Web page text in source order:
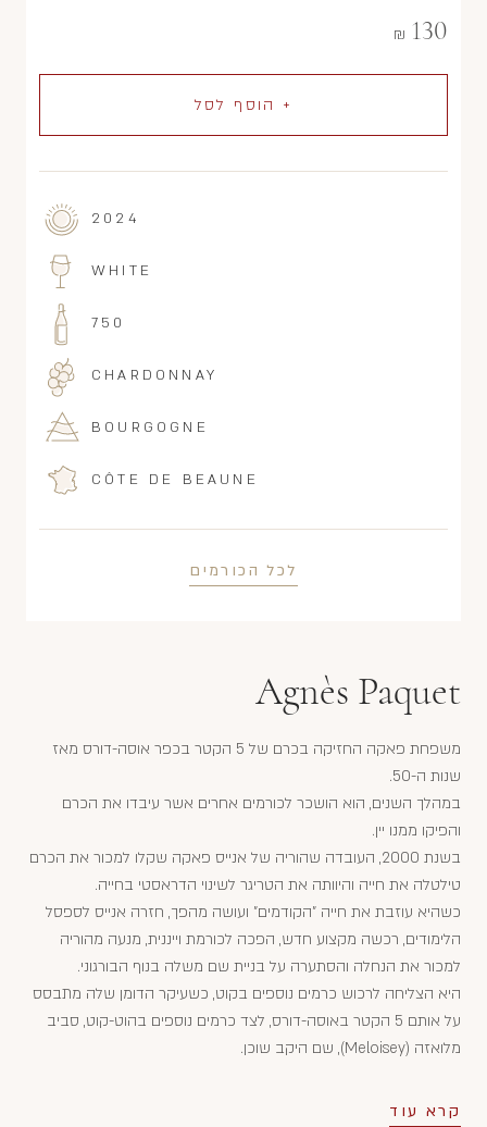
130
₪
+ הוסף לסל
2024
WHITE
750
CHARDONNAY
BOURGOGNE
CÔTE DE BEAUNE
לכל הכורמים
Agnès Paquet
משפחת פאקה החזיקה בכרם של 5 הקטר בכפר אוסה-דורס מאז
שנות ה-50.
במהלך השנים, הוא הושכר לכורמים אחרים אשר עיבדו את הכרם
והפיקו ממנו יין.
בשנת 2000, העובדה שהוריה של אנייס פאקה שקלו למכור את הכרם
טילטלה את חייה והיוותה את הטריגר לשינוי הדראסטי בחייה.
כשהיא עוזבת את חייה "הקודמים" ועושה מהפך, חזרה אנייס לספסל
הלימודים, רכשה מקצוע חדש, הפכה לכורמת וייננית, מנעה מהוריה
למכור את הנחלה והסתערה על בניית שם משלה בנוף הבורגוני.
היא הצליחה לרכוש כרמים נוספים בקוט, כשעיקר הדומן שלה מתבסס
על אותם 5 הקטר באוסה-דורס, לצד כרמים נוספים בהוט-קוט, סביב
מלואזה (Meloisey), שם היקב שוכן.
קרא עוד